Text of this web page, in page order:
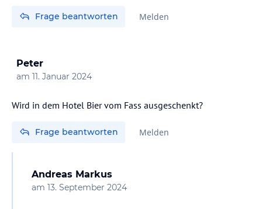
Frage beantworten Melden
Peter
am 11. Januar 2024
Wird in dem Hotel Bier vom Fass ausgeschenkt?
Frage beantworten Melden
Andreas Markus
am 13. September 2024